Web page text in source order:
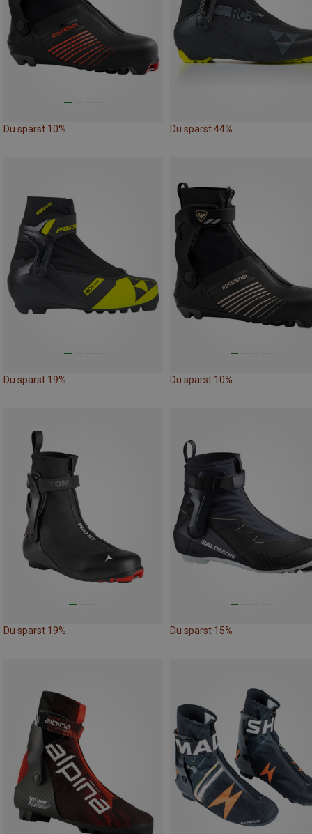
Du sparst 10% Du sparst 44%
Du sparst 19% Du sparst 10%
Du sparst 19% Du sparst 15%